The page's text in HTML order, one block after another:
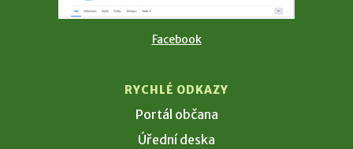
Facebook
RYCHLÉ ODKAZY
Portál občana
Úřední deska